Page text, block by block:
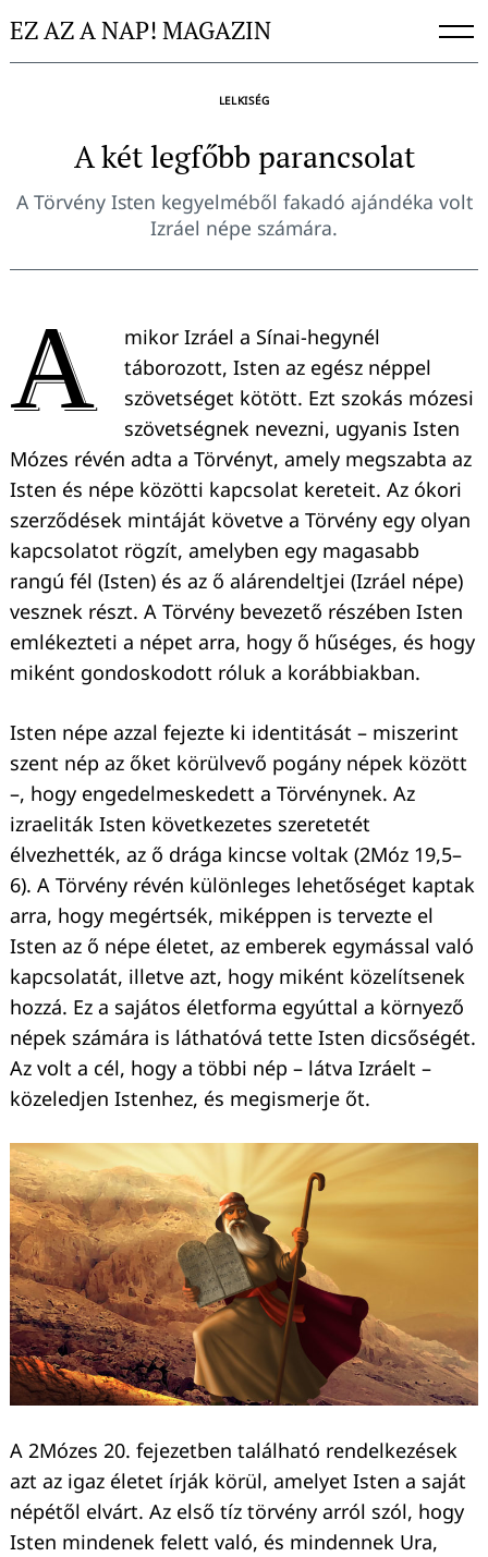
toEZ AZ A NAP! MAGAZIN
LELKISÉG
A két legfőbb parancsolat
A Törvény Isten kegyelméből fakadó ajándéka volt
Izráel népe számára.
A
mikor Izráel a Sínai-hegynél
táborozott, Isten az egész néppel
szövetséget kötött. Ezt szokás mózesi
szövetségnek nevezni, ugyanis Isten
Mózes révén adta a Törvényt, amely megszabta az
Isten és népe közötti kapcsolat kereteit. Az ókori
szerződések mintáját követve a Törvény egy olyan
kapcsolatot rögzít, amelyben egy magasabb
rangú fél (Isten) és az ő alárendeltjei (Izráel népe)
vesznek részt. A Törvény bevezető részében Isten
emlékezteti a népet arra, hogy ő hűséges, és hogy
miként gondoskodott róluk a korábbiakban.
Isten népe azzal fejezte ki identitását – miszerint
szent nép az őket körülvevő pogány népek között
–, hogy engedelmeskedett a Törvénynek. Az
izraeliták Isten következetes szeretetét
élvezhették, az ő drága kincse voltak (2Móz 19,5–
6). A Törvény révén különleges lehetőséget kaptak
arra, hogy megértsék, miképpen is tervezte el
Isten az ő népe életet, az emberek egymással való
kapcsolatát, illetve azt, hogy miként közelítsenek
hozzá. Ez a sajátos életforma egyúttal a környező
népek számára is láthatóvá tette Isten dicsőségét.
Az volt a cél, hogy a többi nép – látva Izráelt –
közeledjen Istenhez, és megismerje őt.
A 2Mózes 20. fejezetben található rendelkezések
azt az igaz életet írják körül, amelyet Isten a saját
népétől elvárt. Az első tíz törvény arról szól, hogy
Isten mindenek felett való, és mindennek Ura,
Keresés: